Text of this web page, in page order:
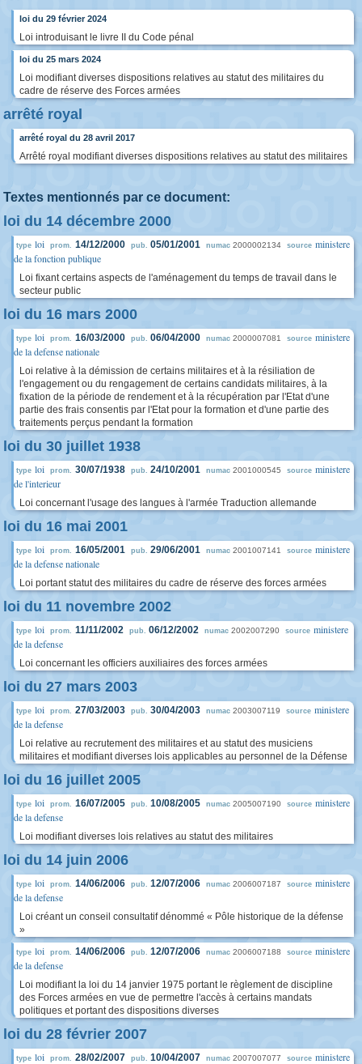
loi du 29 février 2024
Loi introduisant le livre II du Code pénal
loi du 25 mars 2024
Loi modifiant diverses dispositions relatives au statut des militaires du
cadre de réserve des Forces armées
arrêté royal
arrêté royal du 28 avril 2017
Arrêté royal modifiant diverses dispositions relatives au statut des militaires
Textes mentionnés par ce document:
loi du 14 décembre 2000
type loi prom. 14/12/2000 pub. 05/01/2001 numac 2000002134 source ministere
de la fonction publique
Loi fixant certains aspects de l'aménagement du temps de travail dans le
secteur public
loi du 16 mars 2000
type loi prom. 16/03/2000 pub. 06/04/2000 numac 2000007081 source ministere
de la defense nationale
Loi relative à la démission de certains militaires et à la résiliation de
l'engagement ou du rengagement de certains candidats militaires, à la
fixation de la période de rendement et à la récupération par l'Etat d'une
partie des frais consentis par l'Etat pour la formation et d'une partie des
traitements perçus pendant la formation
loi du 30 juillet 1938
type loi prom. 30/07/1938 pub. 24/10/2001 numac 2001000545 source ministere
de l'interieur
Loi concernant l'usage des langues à l'armée Traduction allemande
loi du 16 mai 2001
type loi prom. 16/05/2001 pub. 29/06/2001 numac 2001007141 source ministere
de la defense nationale
Loi portant statut des militaires du cadre de réserve des forces armées
loi du 11 novembre 2002
type loi prom. 11/11/2002 pub. 06/12/2002 numac 2002007290 source ministere
de la defense
Loi concernant les officiers auxiliaires des forces armées
loi du 27 mars 2003
type loi prom. 27/03/2003 pub. 30/04/2003 numac 2003007119 source ministere
de la defense
Loi relative au recrutement des militaires et au statut des musiciens
militaires et modifiant diverses lois applicables au personnel de la Défense
loi du 16 juillet 2005
type loi prom. 16/07/2005 pub. 10/08/2005 numac 2005007190 source ministere
de la defense
Loi modifiant diverses lois relatives au statut des militaires
loi du 14 juin 2006
type loi prom. 14/06/2006 pub. 12/07/2006 numac 2006007187 source ministere
de la defense
Loi créant un conseil consultatif dénommé « Pôle historique de la défense
»
type loi prom. 14/06/2006 pub. 12/07/2006 numac 2006007188 source ministere
de la defense
Loi modifiant la loi du 14 janvier 1975 portant le règlement de discipline
des Forces armées en vue de permettre l'accès à certains mandats
politiques et portant des dispositions diverses
loi du 28 février 2007
type loi prom. 28/02/2007 pub. 10/04/2007 numac 2007007077 source ministere